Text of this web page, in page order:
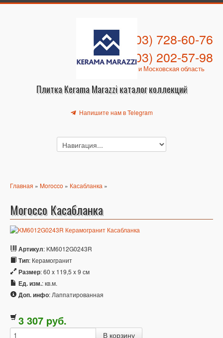
Плитка Kerama Marazzi каталог коллекций
+7 (903) 728-60-76
+7 (903) 202-57-98
Москва и Московская область
Напишите нам в Telegram
Главная » Morocco » Касабланка »
Morocco Касабланка
Артикул: KM6012G0243R
Тип: Керамогранит
Размер: 60 x 119,5 x 9 см
Ед. изм.: кв.м.
Доп. инфо: Лаппатированная
3 307 pуб.